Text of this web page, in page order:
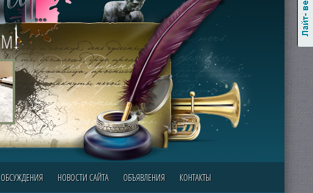
ОБСУЖДЕНИЯ НОВОСТИ САЙТА ОБЪЯВЛЕНИЯ КОНТАКТЫ